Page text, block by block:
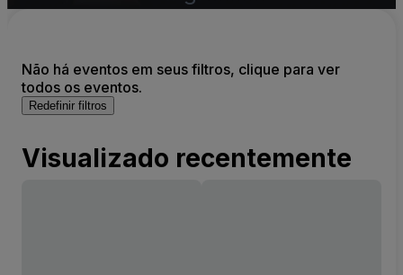
Não há eventos em seus filtros, clique para ver
todos os eventos.
Redefinir filtros
Visualizado recentemente